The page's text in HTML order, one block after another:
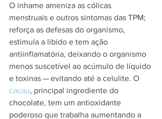
O inhame ameniza as cólicas
menstruais e outros sintomas das TPM;
reforça as defesas do organismo,
estimula a libido e tem ação
antiinflamatória, deixando o organismo
menos suscetível ao acúmulo de líquido
e toxinas — evitando até a celulite. O
cacau, principal ingrediente do
chocolate, tem um antioxidante
poderoso que trabalha aumentando a